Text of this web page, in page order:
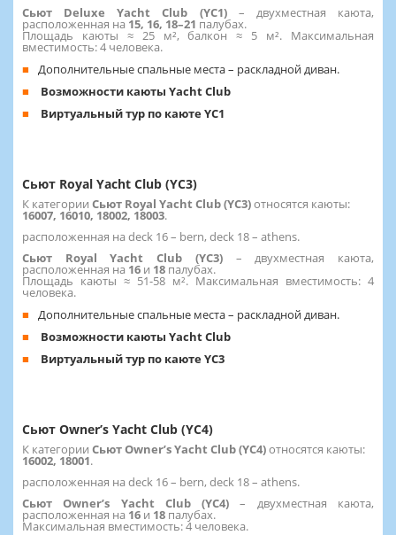
Сьют Deluxe Yacht Club (YC1) – двухместная каюта,
расположенная на 15, 16, 18–21 палубах.
Площадь каюты ≈ 25 м², балкон ≈ 5 м². Максимальная
вместимость: 4 человека.
Дополнительные спальные места – раскладной диван.
Возможности каюты Yacht Club
Виртуальный тур по каюте YC1
Сьют Royal Yacht Club (YC3)
К категории Сьют Royal Yacht Club (YC3)относятся каюты:
16007, 16010, 18002, 18003.
расположенная на deck 16 – bern, deck 18 – athens.
Сьют Royal Yacht Club (YC3) – двухместная каюта,
расположенная на 16 и 18 палубах.
Площадь каюты ≈ 51-58 м². Максимальная вместимость: 4
человека.
Дополнительные спальные места – раскладной диван.
Возможности каюты Yacht Club
Виртуальный тур по каюте YC3
Сьют Owner’s Yacht Club (YC4)
К категории Сьют Owner’s Yacht Club (YC4)относятся каюты:
16002, 18001.
расположенная на deck 16 – bern, deck 18 – athens.
Сьют Owner’s Yacht Club (YC4)– двухместная каюта,
расположенная на 16 и 18 палубах.
Максимальная вместимость: 4 человека.